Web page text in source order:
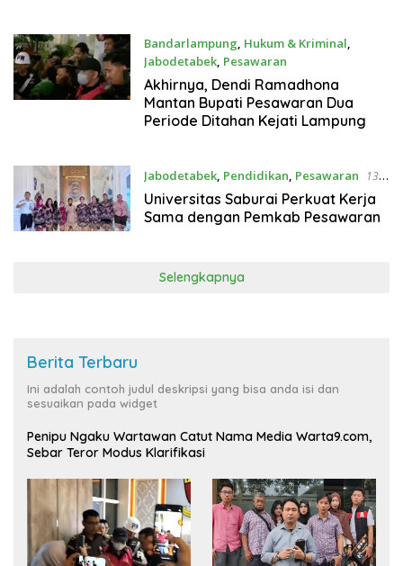
Bandarlampung, Hukum & Kriminal,
Jabodetabek, Pesawaran
28 Oktober 2025
Akhirnya, Dendi Ramadhona
Mantan Bupati Pesawaran Dua
Periode Ditahan Kejati Lampung
Jabodetabek, Pendidikan, Pesawaran
13
Oktober 2025
Universitas Saburai Perkuat Kerja
Sama dengan Pemkab Pesawaran
Selengkapnya
Berita Terbaru
Ini adalah contoh judul deskripsi yang bisa anda isi dan
sesuaikan pada widget
Penipu Ngaku Wartawan Catut Nama Media Warta9.com,
Sebar Teror Modus Klarifikasi